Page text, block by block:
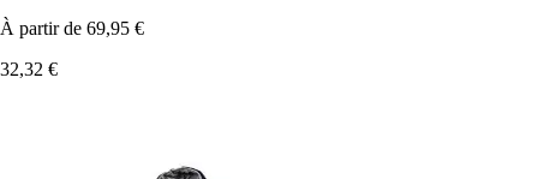
À partir de 69,95 €
32,32 €